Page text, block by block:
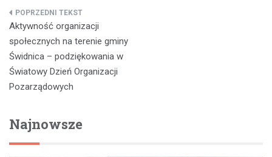
Nawigacja
wpisu
Aktywność organizacji
społecznych na terenie gminy
Świdnica – podziękowania w
Światowy Dzień Organizacji
Pozarządowych
Najnowsze